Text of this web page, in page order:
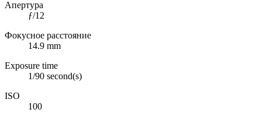
Апертура
ƒ/12
Фокусное расстояние
14.9 mm
Exposure time
1/90 second(s)
ISO
100